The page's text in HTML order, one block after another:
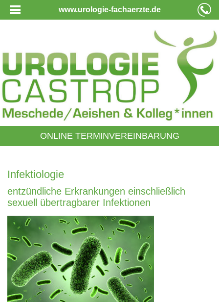
www.urologie-fachaerzte.de
ONLINE TERMINVEREINBARUNG
Infektiologie
entzündliche Erkrankungen einschließlich
sexuell übertragbarer Infektionen